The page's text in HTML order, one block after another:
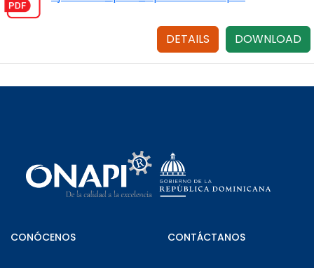
DOWNLOAD
DETAILS
CONÓCENOS CONTÁCTANOS